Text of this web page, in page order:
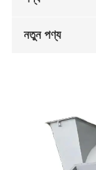
নতুন পণ্য